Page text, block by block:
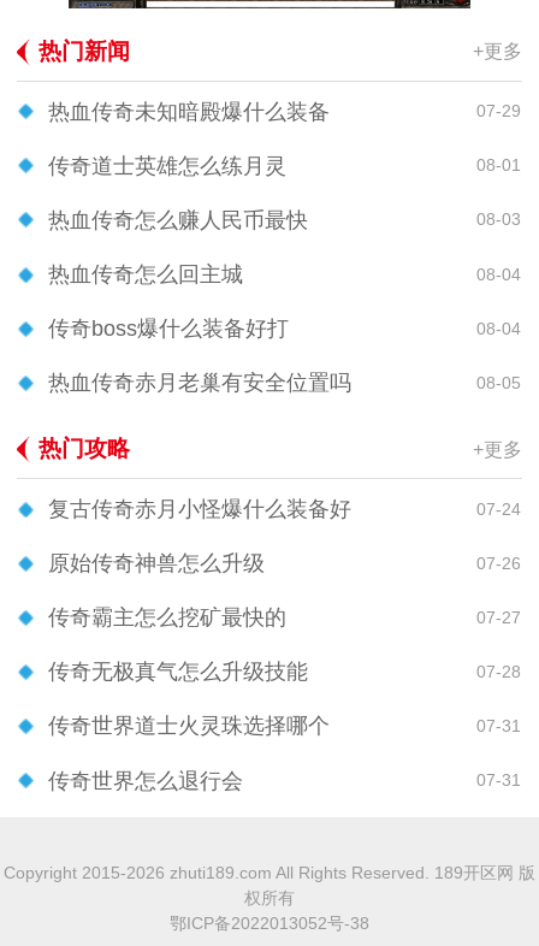
热门新闻 +更多
热血传奇未知暗殿爆什么装备 07-29
传奇道士英雄怎么练月灵 08-01
热血传奇怎么赚人民币最快 08-03
热血传奇怎么回主城 08-04
传奇boss爆什么装备好打 08-04
热血传奇赤月老巢有安全位置吗 08-05
热门攻略 +更多
复古传奇赤月小怪爆什么装备好 07-24
原始传奇神兽怎么升级 07-26
传奇霸主怎么挖矿最快的 07-27
传奇无极真气怎么升级技能 07-28
传奇世界道士火灵珠选择哪个 07-31
传奇世界怎么退行会 07-31
Copyright 2015-2026 zhuti189.com All Rights Reserved. 189开区网 版
权所有
鄂ICP备2022013052号-38